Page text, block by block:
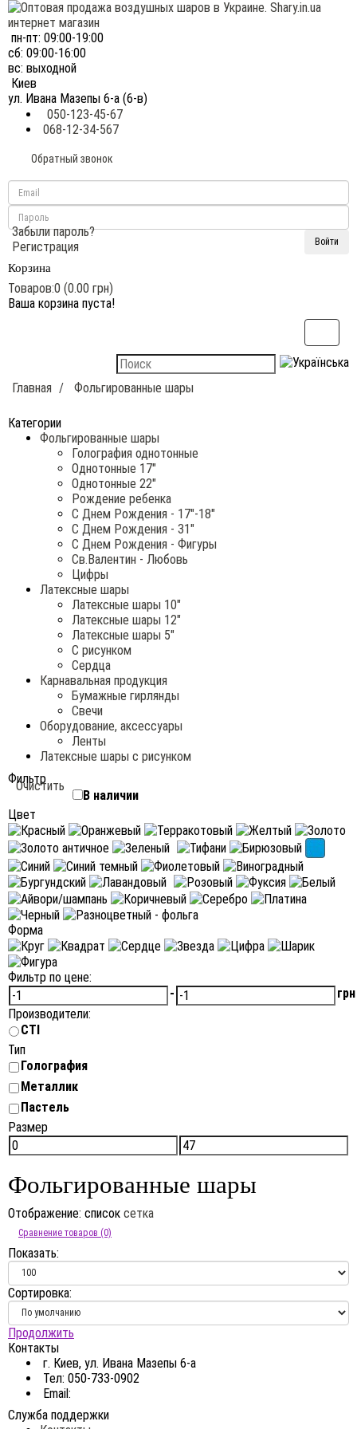
пн-пт: 09:00-19:00
сб: 09:00-16:00
вс: выходной
Киев
ул. Ивана Мазепы 6-а (6-в)
050-123-45-67
068-12-34-567
Обратный звонок
Забыли пароль?
Регистрация
Корзина
Товаров:0 (0.00 грн)
Ваша корзина пуста!
Главная Фольгированные шары
Категории
Фольгированные шары
Голография однотонные
Однотонные 17"
Однотонные 22"
Рождение ребенка
С Днем Рождения - 17"-18"
С Днем Рождения - 31"
С Днем Рождения - Фигуры
Св.Валентин - Любовь
Цифры
Латексные шары
Латексные шары 10"
Латексные шары 12"
Латексные шары 5"
С рисунком
Сердца
Карнавальная продукция
Бумажные гирлянды
Свечи
Оборудование, аксессуары
Ленты
Латексные шары с рисунком
Фильтр
Очистить
В наличии
Цвет
Форма
Фильтр по цене:
-
грн
Производители:
CTI
Тип
Голография
Металлик
Пастель
Размер
Фольгированные шары
Отображение: список сетка
Сравнение товаров (0)
Показать:
Сортировка:
Продолжить
Контакты
г. Киев, ул. Ивана Мазепы 6-а
Тел: 050-733-0902
Email:
Служба поддержки